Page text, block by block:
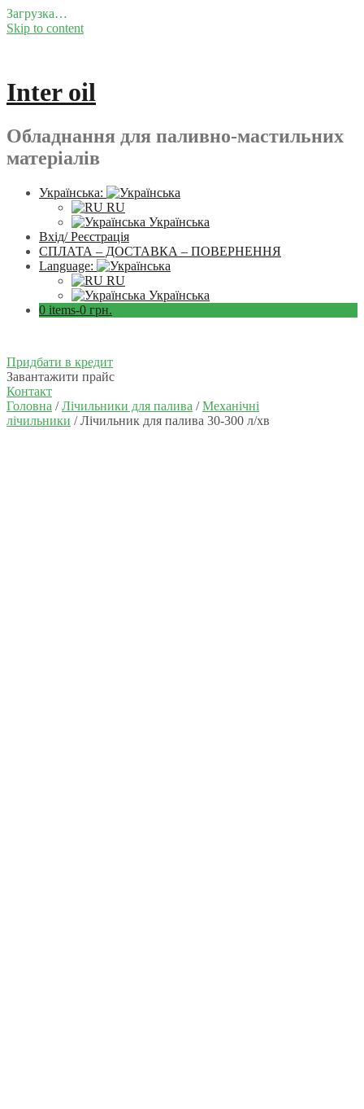
Загрузка…
Skip to content
Inter oil
Обладнання для паливно-мастильних
матеріалів
Українська:
RU
Українська
Вхід/ Реєстрація
СПЛАТА – ДОСТАВКА – ПОВЕРНЕННЯ
Language:
RU
Українська
0 items-0 грн.
Придбати в кредит
Завантажити прайс
Контакт
Головна /Лічильники для палива /Механічні
лічильники / Лічильник для палива 30-300 л/хв